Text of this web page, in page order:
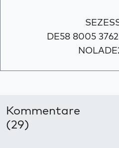
DE58 8005
Kommentare
(29)